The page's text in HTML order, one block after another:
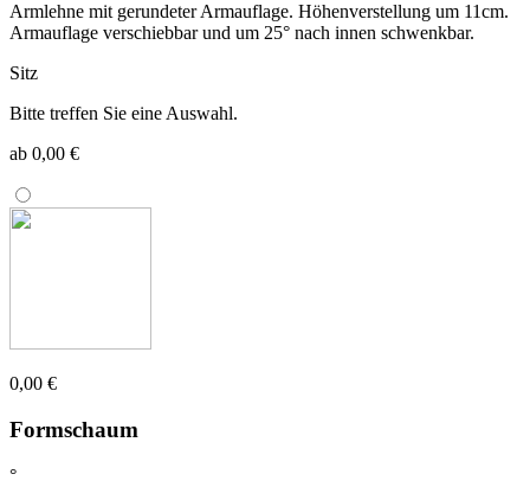
Armlehne mit gerundeter Armauflage. Höhenverstellung um 11cm.
Armauflage verschiebbar und um 25° nach innen schwenkbar.
Sitz
Bitte treffen Sie eine Auswahl.
ab 0,00 €
0,00 €
Formschaum
°